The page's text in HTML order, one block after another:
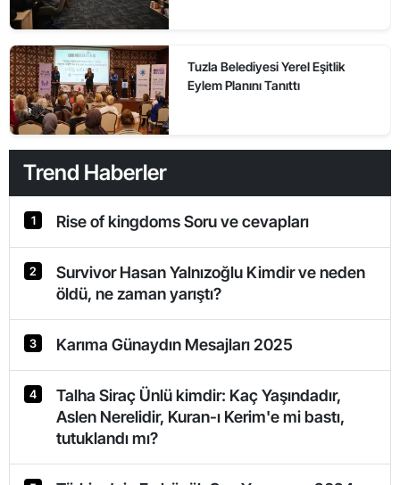
Tuzla Belediyesi Yerel Eşitlik
Eylem Planını Tanıttı
Trend Haberler
1 Rise of kingdoms Soru ve cevapları
2
Survivor Hasan Yalnızoğlu Kimdir ve neden
öldü, ne zaman yarıştı?
3 Karıma Günaydın Mesajları 2025
4
Talha Siraç Ünlü kimdir: Kaç Yaşındadır,
Aslen Nerelidir, Kuran-ı Kerim'e mi bastı,
tutuklandı mı?